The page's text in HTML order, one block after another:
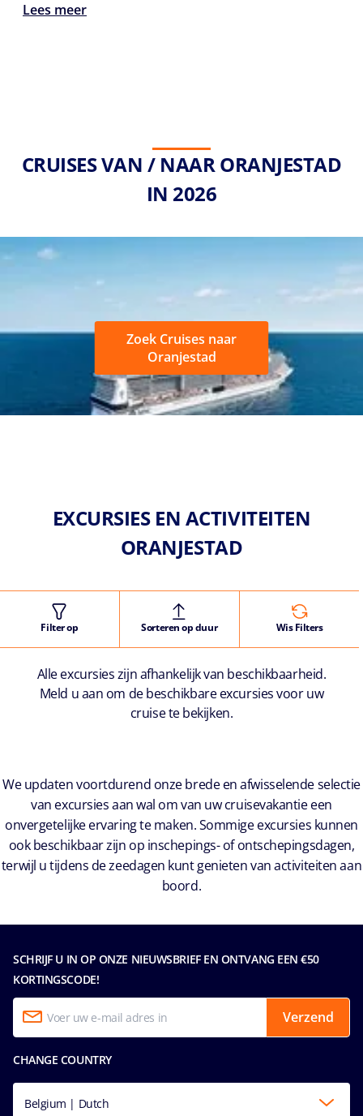
Lees meer
CRUISES VAN / NAAR ORANJESTAD
IN 2026
Zoek Cruises naar
Oranjestad
EXCURSIES EN ACTIVITEITEN
ORANJESTAD
Filter op Sorteren op duur Wis Filters
Alle excursies zijn afhankelijk van beschikbaarheid.
Meld u aan om de beschikbare excursies voor uw
cruise te bekijken.
We updaten voortdurend onze brede en afwisselende selectie
van excursies aan wal om van uw cruisevakantie een
onvergetelijke ervaring te maken. Sommige excursies kunnen
ook beschikbaar zijn op inschepings- of ontschepingsdagen,
terwijl u tijdens de zeedagen kunt genieten van activiteiten aan
boord.
SCHRIJF U IN OP ONZE NIEUWSBRIEF EN ONTVANG EEN €50
KORTINGSCODE!
Verzend
CHANGE COUNTRY
Belgium | Dutch